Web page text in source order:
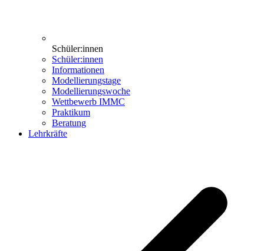
Schüler:innen
Schüler:innen
Informationen
Modellierungstage
Modellierungswoche
Wettbewerb IMMC
Praktikum
Beratung
Lehrkräfte